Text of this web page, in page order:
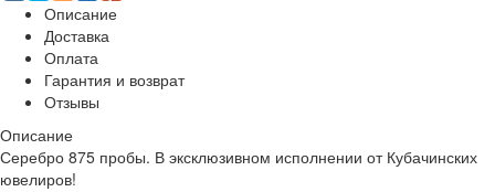
Описание
Доставка
Оплата
Гарантия и возврат
Отзывы
Описание
Серебро 875 пробы. В эксклюзивном исполнении от Кубачинских
ювелиров!